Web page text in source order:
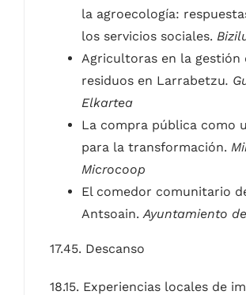
la agroecología:
los servicios sociales.
Agricultoras en la gestión
residuos en Larrabetzu.
Elkartea
La compra pública como
para la transformación.
Microcoop
El comedor comunitario
Antsoain.Ayuntamiento
17.45. Descanso
18.15. Experiencias locales de